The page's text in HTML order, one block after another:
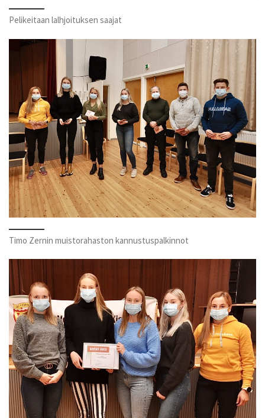
Pelikeitaan lalhjoituksen saajat
Timo Zernin muistorahaston kannustuspalkinnot